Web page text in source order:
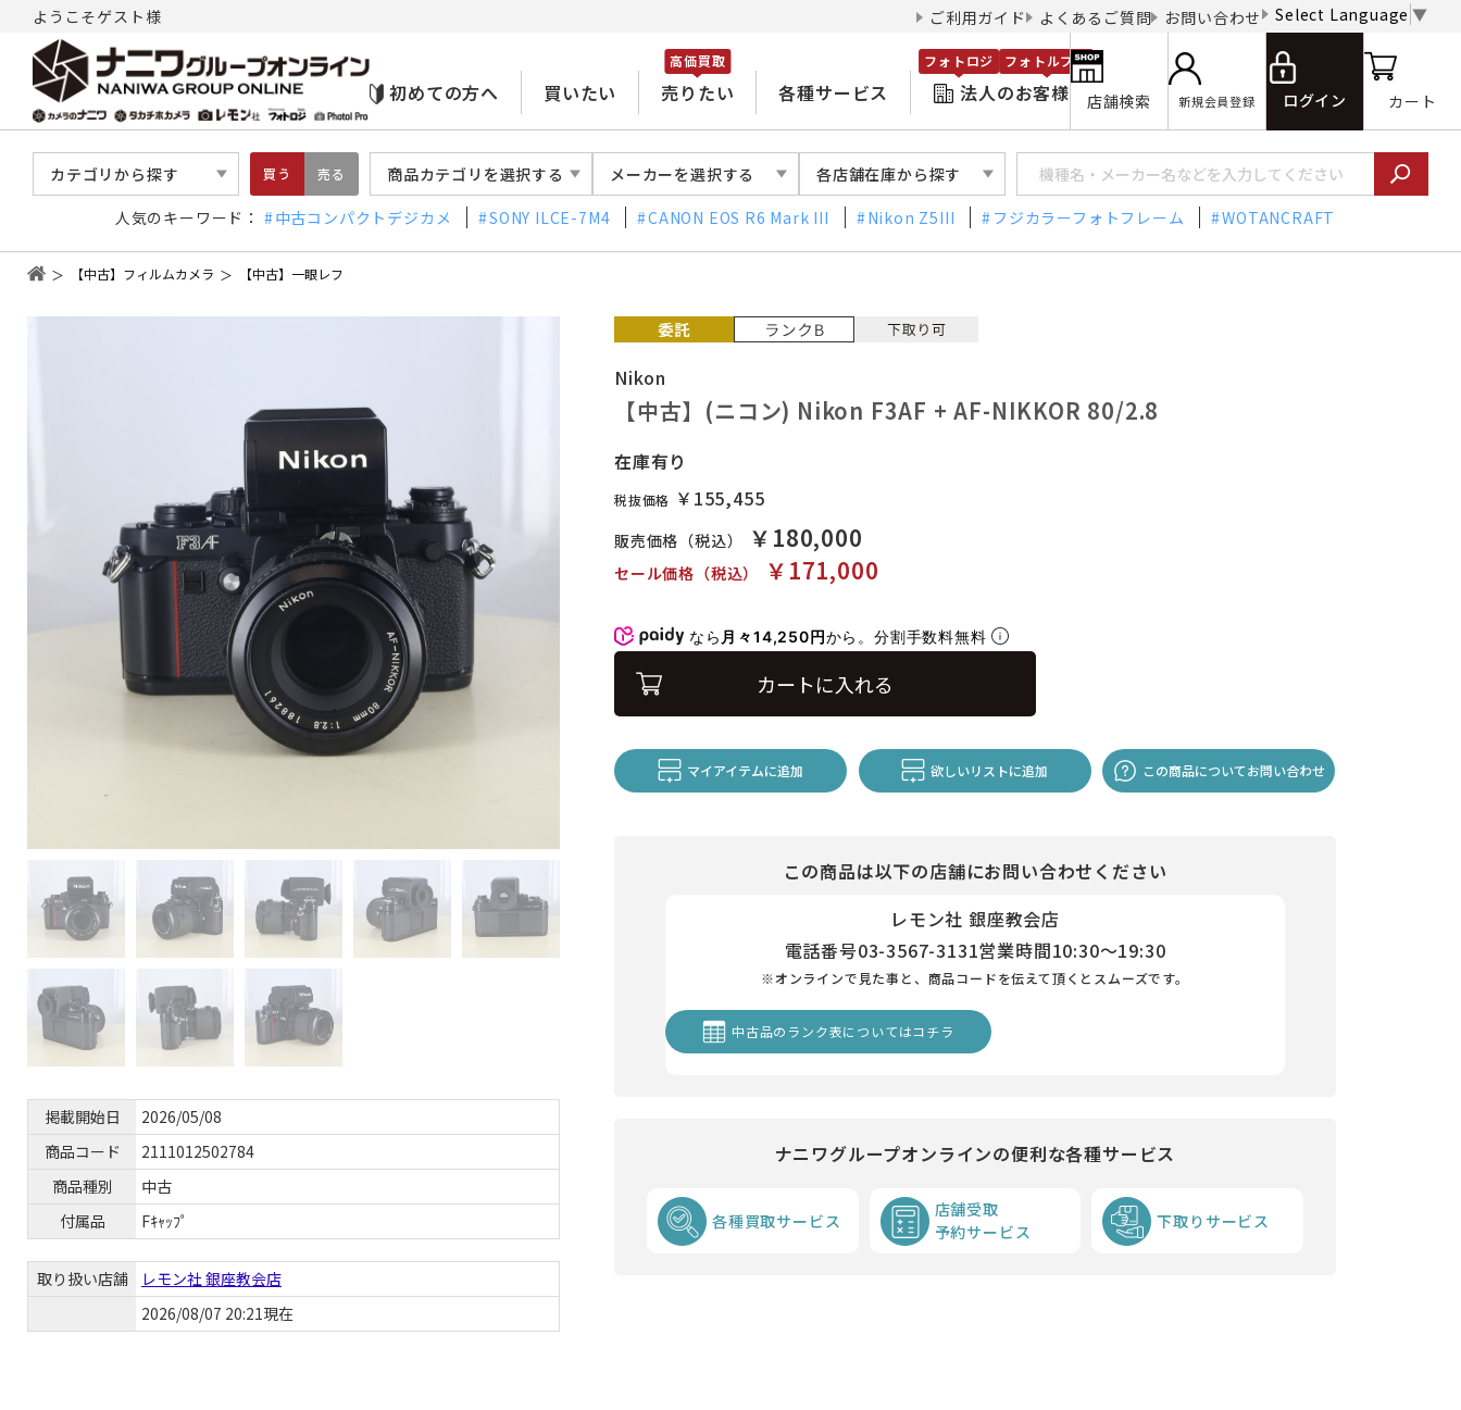
ようこそゲスト様 ご利用ガイド よくあるご質問 お問い合わせ Select Language ▼
初めての方へ 買いたい 売りたい
高価買取
各種サービス 法人のお客様
フォトロジ フォトルプロ
店舗検索 新規会員登録 ログイン カート
カテゴリから探す 買う 売る 商品カテゴリを選択する メーカーを選択する 各店舗在庫から探す
人気のキーワード： 中古コンパクトデジカメ SONY ILCE-7M4 CANON EOS R6 Mark III Nikon Z5III フジカラーフォトフレーム WOTANCRAFT
【中古】フィルムカメラ 【中古】一眼レフ
掲載開始日
2026/05/08
商品コード
2111012502784
商品種別
中古
付属品
Fｷｬｯﾌﾟ
取り扱い店舗
レモン社 銀座教会店
2026/08/07 20:21現在
Nikon
【中古】(ニコン) Nikon F3AF + AF-NIKKOR 80/2.8
在庫有り
税抜価格 ￥155,455
販売価格（税込） ￥180,000
セール価格（税込） ￥171,000
なら 月々14,250円から。分割手数料無料
カートに入れる
マイアイテムに追加 欲しいリストに追加 この商品についてお問い合わせ
この商品は以下の店舗にお問い合わせください
レモン社 銀座教会店
電話番号03-3567-3131営業時間10:30～19:30
※オンラインで見た事と、商品コードを伝えて頂くとスムーズです。
中古品のランク表についてはコチラ
ナニワグループオンラインの便利な各種サービス
各種買取サービス
店舗受取
予約サービス
下取りサービス